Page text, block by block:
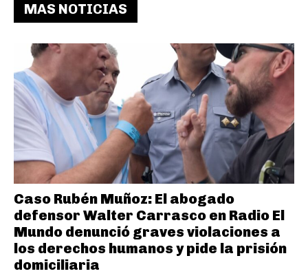
MAS NOTICIAS
Caso Rubén Muñoz: El abogado
defensor Walter Carrasco en Radio El
Mundo denunció graves violaciones a
los derechos humanos y pide la prisión
domiciliaria